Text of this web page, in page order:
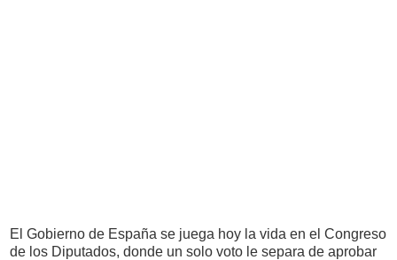
El Gobierno de España se juega hoy la vida en el Congreso
de los Diputados, donde un solo voto le separa de aprobar